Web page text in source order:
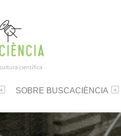
científica
SOBRE BUSCACIÈNCIA